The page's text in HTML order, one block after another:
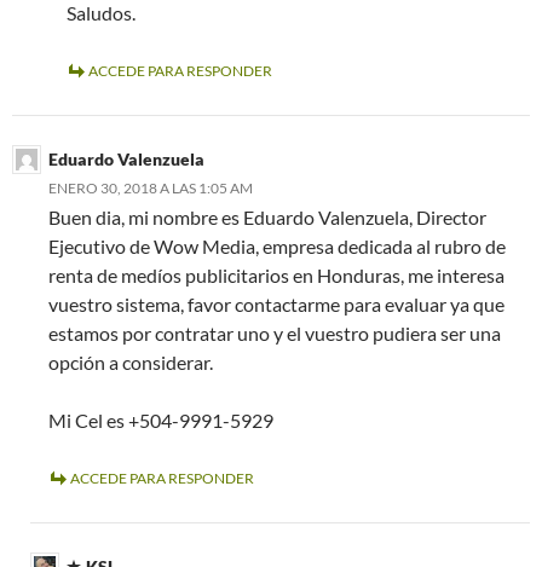
Saludos.
ACCEDE PARA RESPONDER
Eduardo Valenzuela
ENERO 30, 2018 A LAS 1:05 AM
Buen dia, mi nombre es Eduardo Valenzuela, Director
Ejecutivo de Wow Media, empresa dedicada al rubro de
renta de medíos publicitarios en Honduras, me interesa
vuestro sistema, favor contactarme para evaluar ya que
estamos por contratar uno y el vuestro pudiera ser una
opción a considerar.
Mi Cel es +504-9991-5929
ACCEDE PARA RESPONDER